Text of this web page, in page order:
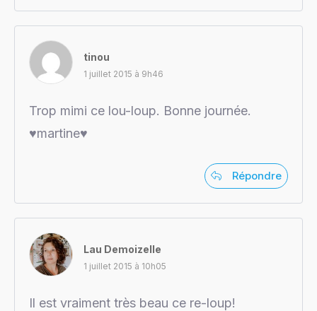
tinou
1 juillet 2015 à 9h46
Trop mimi ce lou-loup. Bonne journée.
♥martine♥
Répondre
Lau Demoizelle
1 juillet 2015 à 10h05
Il est vraiment très beau ce re-loup!